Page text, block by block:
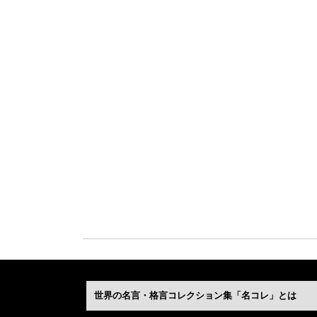
世界の名言・格言コレクション集「名コレ」とは